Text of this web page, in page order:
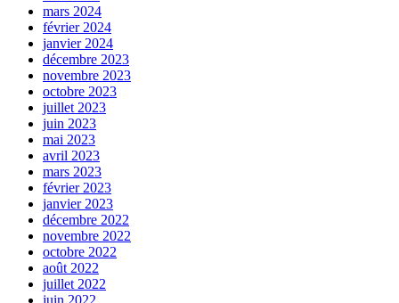
mars 2024
février 2024
janvier 2024
décembre 2023
novembre 2023
octobre 2023
juillet 2023
juin 2023
mai 2023
avril 2023
mars 2023
février 2023
janvier 2023
décembre 2022
novembre 2022
octobre 2022
août 2022
juillet 2022
juin 2022